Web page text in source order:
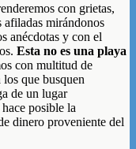
con grietas,
afiladas mirándonos
anécdotas y con el
Esta no es una playa
con multitud de
que busquen
de un lugar
posible la
dinero proveniente del